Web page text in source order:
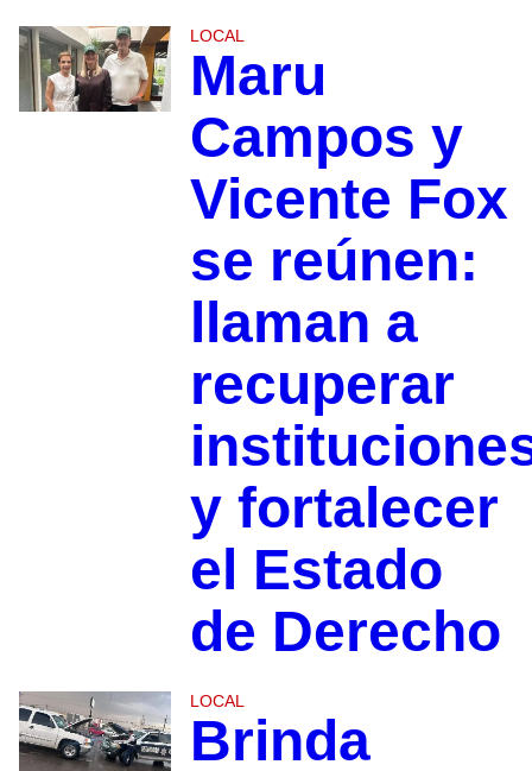
LOCAL
Maru
Campos y
Vicente Fox
se reúnen:
llaman a
recuperar
y fortalecer
el Estado
de Derecho
LOCAL
Brinda